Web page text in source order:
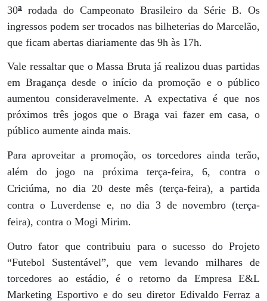
30ª rodada do Campeonato Brasileiro da Série B. Os
ingressos podem ser trocados nas bilheterias do Marcelão,
que ficam abertas diariamente das 9h às 17h.
Vale ressaltar que o Massa Bruta já realizou duas partidas
em Bragança desde o início da promoção e o público
aumentou consideravelmente. A expectativa é que nos
próximos três jogos que o Braga vai fazer em casa, o
público aumente ainda mais.
Para aproveitar a promoção, os torcedores ainda terão,
além do jogo na próxima terça-feira, 6, contra o
Criciúma, no dia 20 deste mês (terça-feira), a partida
contra o Luverdense e, no dia 3 de novembro (terça-
feira), contra o Mogi Mirim.
Outro fator que contribuiu para o sucesso do Projeto
“Futebol Sustentável”, que vem levando milhares de
torcedores ao estádio, é o retorno da Empresa E&L
Marketing Esportivo e do seu diretor Edivaldo Ferraz a